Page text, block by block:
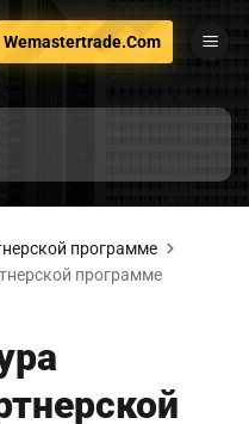
Wemastertrade.Com
программе
программе